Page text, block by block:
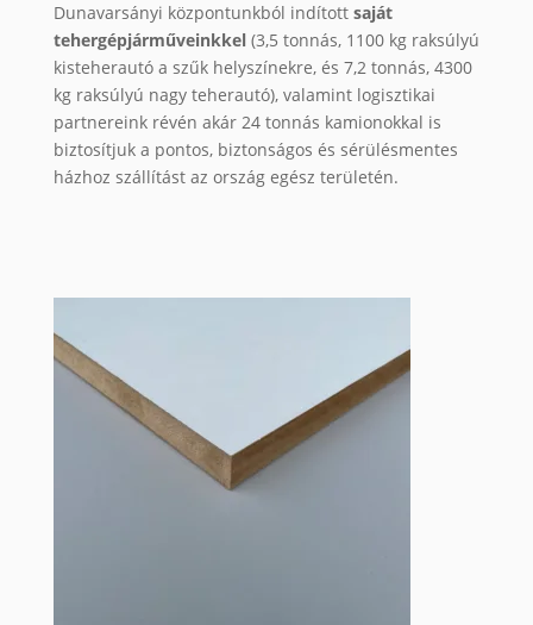
Dunavarsányi központunkból indított saját
tehergépjárműveinkkel (3,5 tonnás, 1100 kg raksúlyú
kisteherautó a szűk helyszínekre, és 7,2 tonnás, 4300
kg raksúlyú nagy teherautó), valamint logisztikai
partnereink révén akár 24 tonnás kamionokkal is
biztosítjuk a pontos, biztonságos és sérülésmentes
házhoz szállítást az ország egész területén.